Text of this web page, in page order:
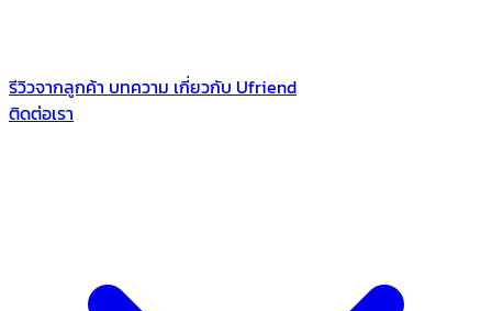
รีวิวจากลูกค้า บทความ เกี่ยวกับ Ufriend
ติดต่อเรา